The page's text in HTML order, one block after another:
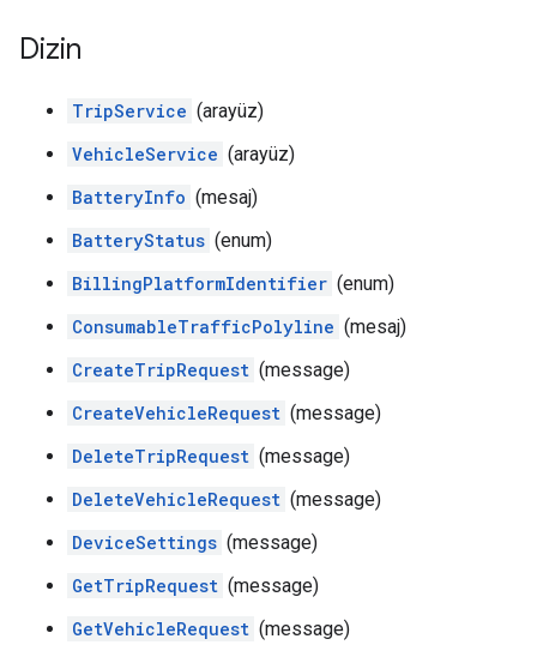
Dizin
TripService (arayüz)
VehicleService (arayüz)
BatteryInfo (mesaj)
BatteryStatus (enum)
BillingPlatformIdentifier (enum)
ConsumableTrafficPolyline (mesaj)
CreateTripRequest (message)
CreateVehicleRequest (message)
DeleteTripRequest (message)
DeleteVehicleRequest (message)
DeviceSettings (message)
GetTripRequest (message)
GetVehicleRequest (message)